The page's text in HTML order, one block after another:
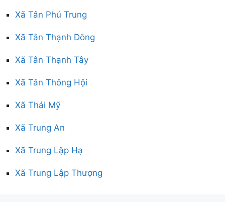
Xã Tân Phú Trung
Xã Tân Thạnh Đông
Xã Tân Thạnh Tây
Xã Tân Thông Hội
Xã Thái Mỹ
Xã Trung An
Xã Trung Lập Hạ
Xã Trung Lập Thượng